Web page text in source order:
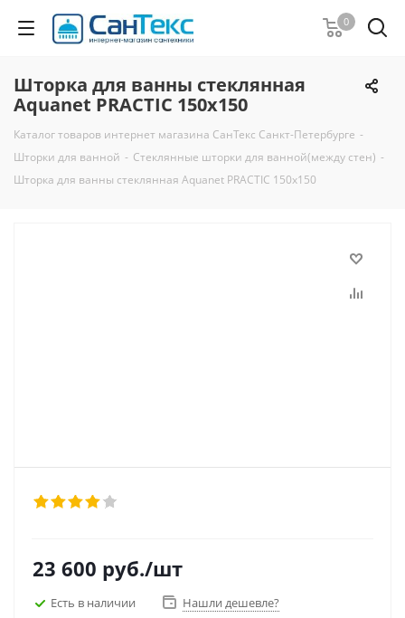
0
Шторка для ванны стеклянная
Aquanet PRACTIC 150x150
Каталог товаров интернет магазина СанТекс Санкт-Петербурге -
Шторки для ванной - Стеклянные шторки для ванной(между стен) -
Шторка для ванны стеклянная Aquanet PRACTIC 150x150
23 600 руб./шт
Есть в наличии Нашли дешевле?